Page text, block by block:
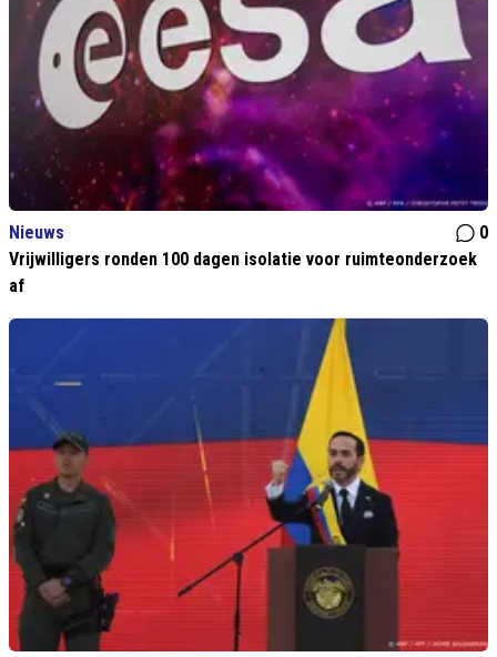
Nieuws
0
Vrijwilligers ronden 100 dagen isolatie voor ruimteonderzoek
af